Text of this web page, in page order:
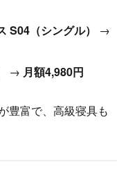
S04（シングル）
→
→ 月額4,980円
豊富で、高級寝具も